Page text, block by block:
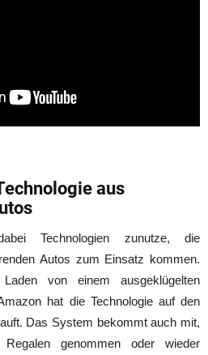
aus
Technologien zunutze, die
Autos zum Einsatz kommen.
von einem ausgeklügelten
hat die Technologie auf den
Das System bekommt auch mit,
genommen oder wieder